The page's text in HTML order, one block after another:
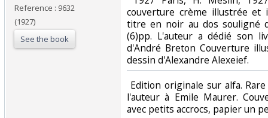
Reference : 9632
(1927)
See the book
couverture crème illustrée et
titre en noir au dos souligné
(6)pp. L'auteur a dédié son
d'André Breton Couverture
dessin d'Alexandre Alexeief.‎
Edition originale sur alfa.
l'auteur à Emile Maurer.
avec petits accrocs, papier un